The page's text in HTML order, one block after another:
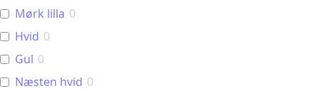
Mørk lilla 0
Hvid 0
Gul 0
Næsten hvid 0